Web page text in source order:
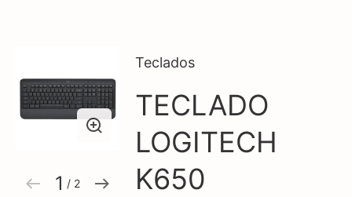
Abrir
elemento
multimedia
galería
Abrir
elemento
2
en
de
galería
1 /
de
2
Teclados
TECLADO
LOGITECH
K650